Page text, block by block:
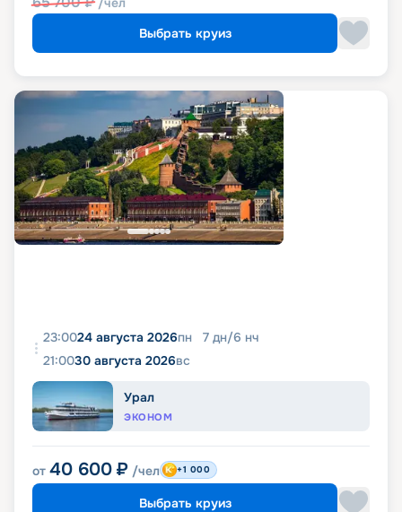
Выбрать круиз
23:0024 августа 2026пн 7 дн/6 нч
21:0030 августа 2026вс
Урал
ЭКОНОМ
от 40 600 ₽ /чел +1 000
Выбрать круиз